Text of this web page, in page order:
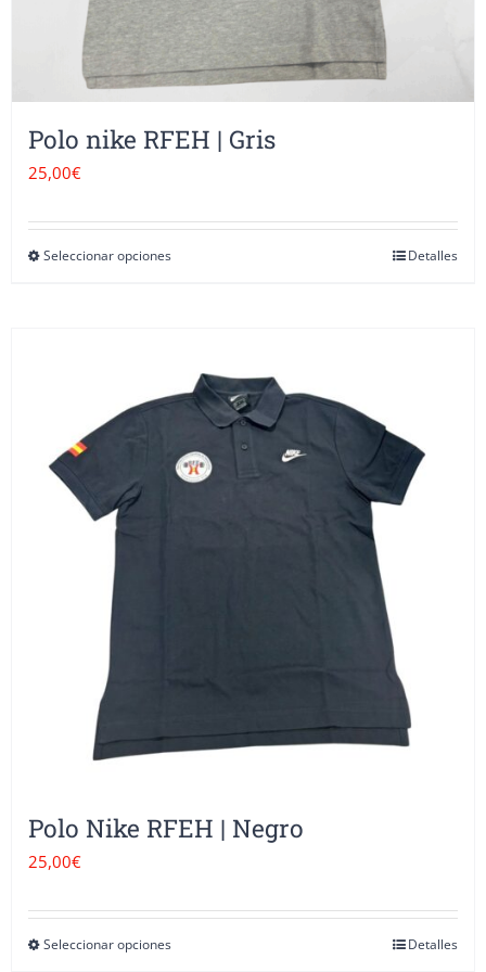
de
producto
Polo nike RFEH | Gris
25,00€
Seleccionar opcionesEste
variantes.
opciones
producto
Detalles
Polo Nike RFEH | Negro
25,00€
Seleccionar opcionesEste
Detalles